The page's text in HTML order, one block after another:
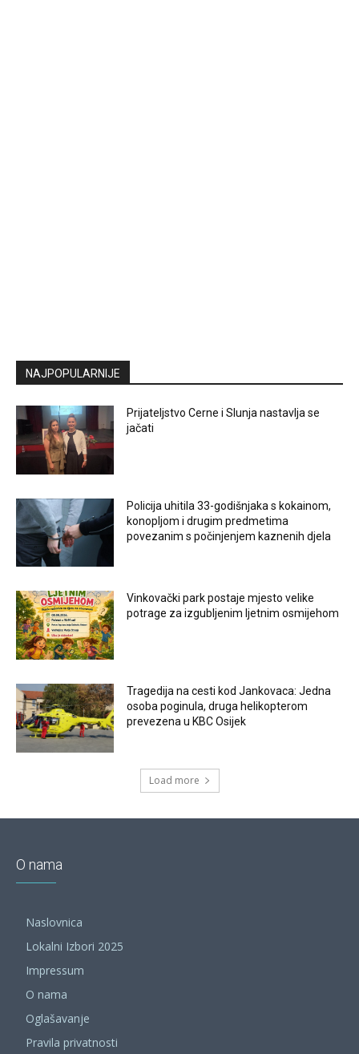
NAJPOPULARNIJE
Prijateljstvo Cerne i Slunja nastavlja se
jačati
Policija uhitila 33-godišnjaka s kokainom,
konopljom i drugim predmetima
povezanim s počinjenjem kaznenih djela
Vinkovački park postaje mjesto velike
potrage za izgubljenim ljetnim osmijehom
Tragedija na cesti kod Jankovaca: Jedna
osoba poginula, druga helikopterom
prevezena u KBC Osijek
Load more
O nama
Naslovnica
Lokalni Izbori 2025
Impressum
O nama
Oglašavanje
Pravila privatnosti